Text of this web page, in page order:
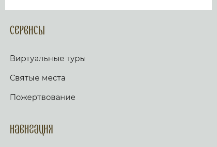
Сервисы
Виртуальные туры
Святые места
Пожертвование
Навигация